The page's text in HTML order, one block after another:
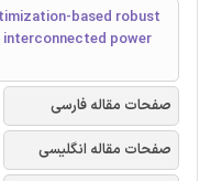
based robust
power
صفحات مقاله فارسی
صفحات مقاله انگلیسی